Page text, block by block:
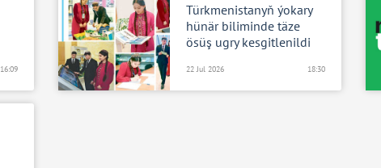
16:09
Türkmenistanyň ýokary
hünär biliminde täze
ösüş ugry kesgitlenildi
22 Jul 2026 18:30